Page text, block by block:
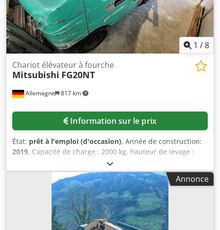
1 /8
Allemagne 817 km
Chariot élévateur à fourche
Mitsubishi FG20NT
Information sur le prix
État: prêt à l'emploi (d'occasion), Année de construction:
2019, Capacité de charge : 2000 kg, hauteur de levage :
4000 mm, longueur de fourche : 1220 mm, puissance : 41
kW, carburant : gaz, dimensions de la machine X/Y :
environ 2350 mm/1000 mm, heures de fonctionnement :
1793 h. Avec fixation Bolzoni Shifter 5BSS200F, modèle de
mât : 5F20C40, hauteur de la tour : 2500 mm.
Documentation disponible. Une inspection sur place est
possible. Cedov Ip Sgspfx Airoha
Annonce